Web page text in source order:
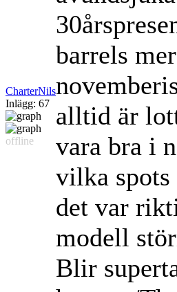
CharterNils
Inlägg: 67
offline
barrels
alltid är
vara bra i
vilka spots
det var
modell
Blir